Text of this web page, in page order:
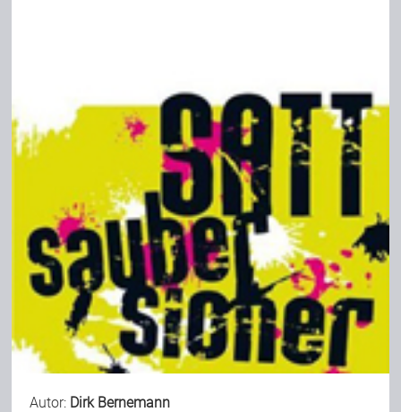
Alles andere
Backstage
Kontakt
Join Us
Autor: Dirk Bernemann